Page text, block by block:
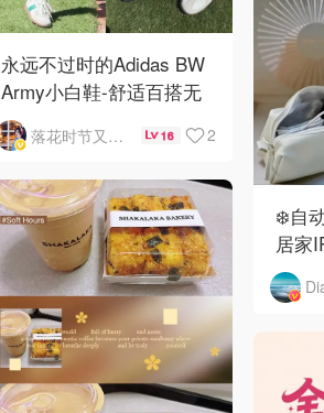
永远不过时的Adidas BW
Army小白鞋-舒适百搭无
需多夸！✌️
落花时节又逢君 16 2
❄️自
居家